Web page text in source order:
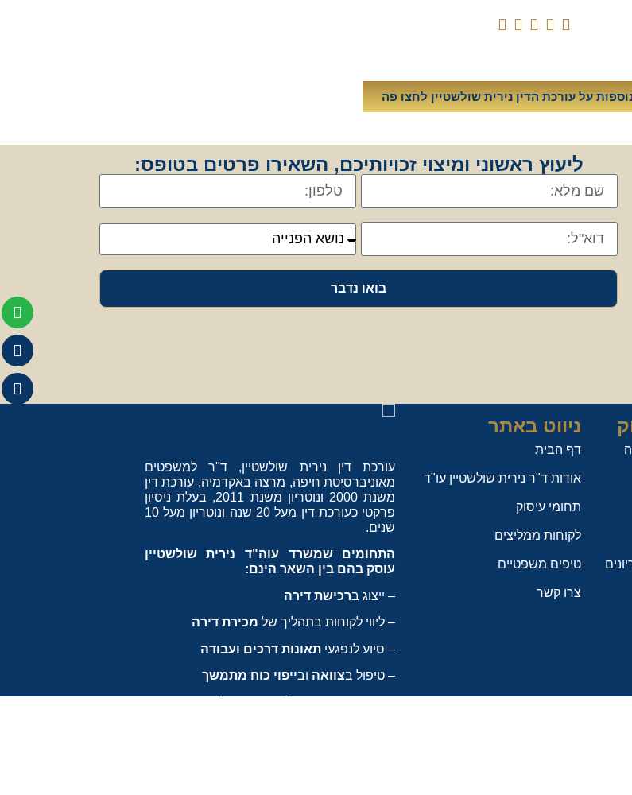
על עורכת הדין נירית שולשטיין לחצו פה
ליעוץ ראשוני ומיצוי זכויותיכם, השאירו פרטים בטופס:
בואו נדבר
ניווט באתר
דף הבית
אודות ד"ר נירית שולשטיין עו"ד
תחומי עיסוק
לקוחות ממליצים
טיפים משפטיים
צרו קשר
עורכת דין נירית שולשטיין, ד"ר למשפטים
מאוניברסיטת חיפה, מרצה באקדמיה, עורכת דין
משנת 2000 ונוטריון משנת 2011, בעלת ניסיון
פרקטי כעורכת דין מעל 20 שנה ו
נוטריון
מעל 10
שנים.
התחומים שמשרד עוה"ד נירית שולשטיין
עוסק בהם בין השאר הינם:
– ייצוג ברכישת דירה
– ליווי לקוחות בתהליך של מכירת דירה
– סיוע לנפגעי תאונות דרכים ועבודה
– טיפול בצוואה ובייפוי כוח מתמשך